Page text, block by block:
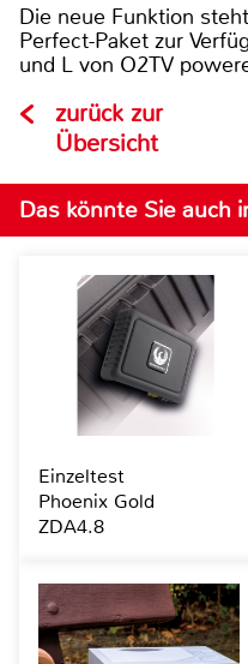
Die neue Funktion
Perfect-Paket zur
und L von O2TV
zurück zur
Übersicht
Das könnte Sie auch
Einzeltest
Phoenix Gold
ZDA4.8